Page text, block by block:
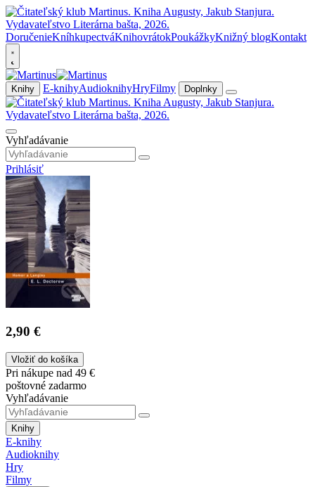
DoručenieKníhkupectváKnihovrátokPoukážkyKnižný blogKontakt
Knihy E-knihyAudioknihyHryFilmy Doplnky
Vyhľadávanie
Prihlásiť
2,90 €
Vložiť do košíka
Pri nákupe nad 49 €
poštovné zadarmo
Vyhľadávanie
Knihy
E-knihy
Audioknihy
Hry
Filmy